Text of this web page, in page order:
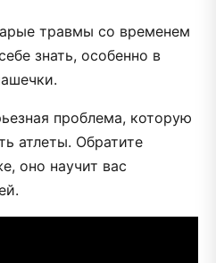
травмы со временем
знать, особенно в
проблема, которую
атлеты. Обратите
оно научит вас